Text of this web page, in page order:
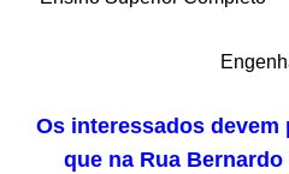
Os interessados devem
que na Rua Bernardo